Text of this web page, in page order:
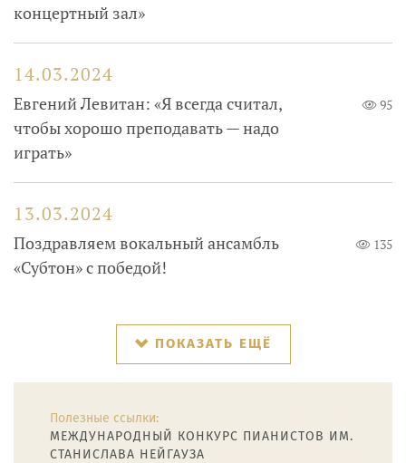
концертный зал»
14.03.2024
Евгений Левитан: «Я всегда считал,
чтобы хорошо преподавать — надо
играть»
95
13.03.2024
Поздравляем вокальный ансамбль
«Субтон» с победой!
135
ПОКАЗАТЬ ЕЩЁ
Полезные ссылки:
МЕЖДУНАРОДНЫЙ КОНКУРС ПИАНИСТОВ ИМ.
СТАНИСЛАВА НЕЙГАУЗА